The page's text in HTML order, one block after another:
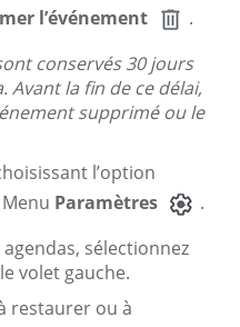
l’événement
.
conservés 30 jours
Avant la fin de ce délai,
supprimé ou le
l’option
Paramètres
.
sélectionnez
volet gauche.
restaurer ou à